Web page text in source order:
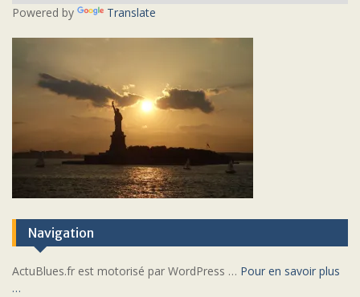
publications
Powered by Translate
Navigation
ActuBlues.fr est motorisé par WordPress … Pour en savoir plus
…